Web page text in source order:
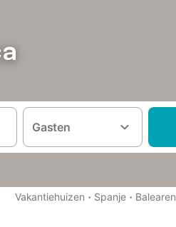
Gasten
Vakantiehuizen · Spanje · Balearen